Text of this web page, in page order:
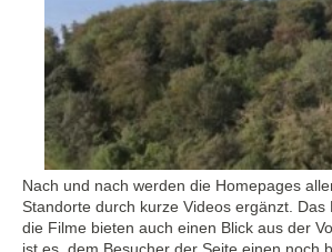
Nach und nach werden die Homepages
Standorte durch kurze Videos ergänzt. Das
die Filme bieten auch einen Blick aus der
ist es, dem Besucher der Seite einen noch